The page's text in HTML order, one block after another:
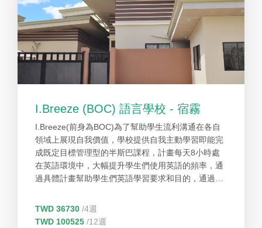
I.Breeze (BOC) 語言學校 - 宿霧
I.Breeze(前身為BOC)為了幫助學生流利溝通在各自
領域上展現自我價值，學校提供自我主動學習即能完
成既定目標管理型的半斯巴課程，計畫每天8小時處
在英語環境中，大幅提升學生們使用英語的頻率，通
過具體計畫幫助學生們英語學習要求和目的，通過體
TWD 36730 /4週
TWD 100525 /12週